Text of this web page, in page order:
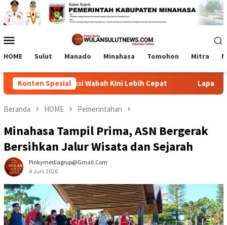
Loncat
ke
konten
Mobile
HOME Sulut Manado Minahasa Tomohon Mitra
Konten Spesial
Deteksi Wabah Kini Lebih Cepat Lapas Tamako
Beranda HOME Pemerintahan
Minahasa Tampil Prima, ASN Bergerak
Bersihkan Jalur Wisata dan Sejarah
Pinkymediagrup@gmail.com
4 Juni 2026